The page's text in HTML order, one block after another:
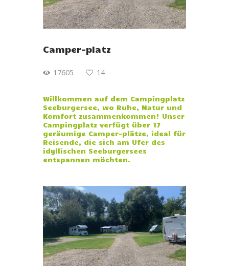
AKTIVITÄTEN
UMGEBUNG
Camper-platz
17605 14
Willkommen auf dem Campingplatz
Seeburgersee, wo Ruhe, Natur und
Komfort zusammenkommen! Unser
Campingplatz verfügt über 17
geräumige Camper-plätze, ideal für
Reisende, die sich am Ufer des
idyllischen Seeburgersees
entspannen möchten.